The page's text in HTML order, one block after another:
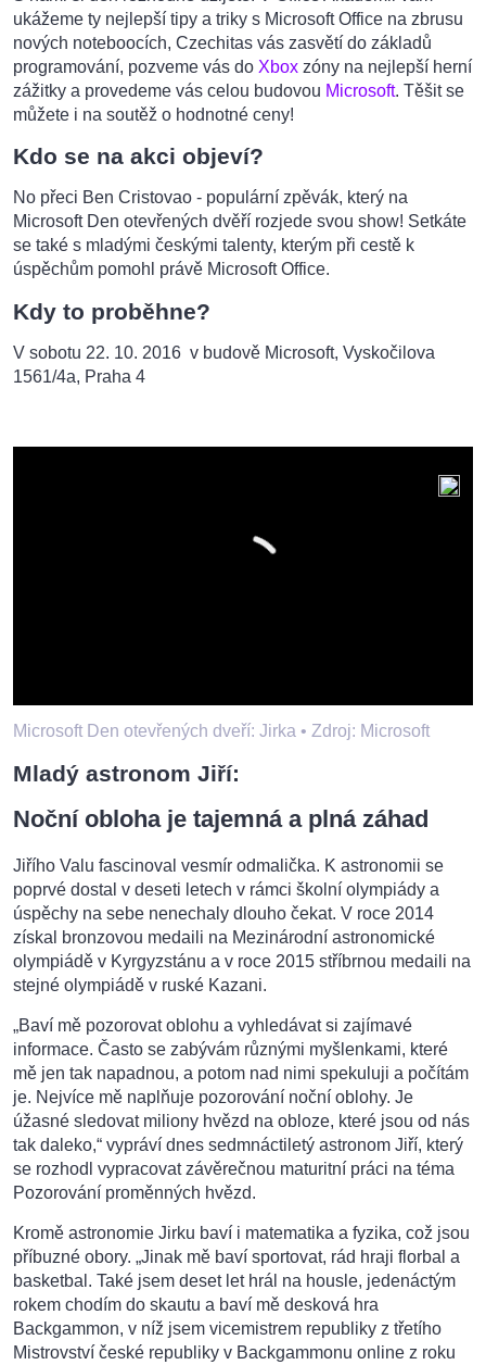
ukážeme ty nejlepší tipy a triky s Microsoft Office na zbrusu
nových noteboocích, Czechitas vás zasvětí do základů
programování, pozveme vás do Xbox zóny na nejlepší herní
zážitky a provedeme vás celou budovou Microsoft. Těšit se
můžete i na soutěž o hodnotné ceny!
Kdo se na akci objeví?
No přeci Ben Cristovao - populární zpěvák, který na
Microsoft Den otevřených dvěří rozjede svou show! Setkáte
se také s mladými českými talenty, kterým při cestě k
úspěchům pomohl právě Microsoft Office.
Kdy to proběhne?
V sobotu 22. 10. 2016 v budově Microsoft, Vyskočilova
1561/4a, Praha 4
Microsoft Den otevřených dveří: Jirka • Zdroj: Microsoft
Mladý astronom Jiří:
Noční obloha je tajemná a plná záhad
Jiřího Valu fascinoval vesmír odmalička. K astronomii se
poprvé dostal v deseti letech v rámci školní olympiády a
úspěchy na sebe nenechaly dlouho čekat. V roce 2014
získal bronzovou medaili na Mezinárodní astronomické
olympiádě v Kyrgyzstánu a v roce 2015 stříbrnou medaili na
stejné olympiádě v ruské Kazani.
„Baví mě pozorovat oblohu a vyhledávat si zajímavé
informace. Často se zabývám různými myšlenkami, které
mě jen tak napadnou, a potom nad nimi spekuluji a počítám
je. Nejvíce mě naplňuje pozorování noční oblohy. Je
úžasné sledovat miliony hvězd na obloze, které jsou od nás
tak daleko,“ vypráví dnes sedmnáctiletý astronom Jiří, který
se rozhodl vypracovat závěrečnou maturitní práci na téma
Pozorování proměnných hvězd.
Kromě astronomie Jirku baví i matematika a fyzika, což jsou
příbuzné obory. „Jinak mě baví sportovat, rád hraji florbal a
basketbal. Také jsem deset let hrál na housle, jedenáctým
rokem chodím do skautu a baví mě desková hra
Backgammon, v níž jsem vicemistrem republiky z třetího
Mistrovství české republiky v Backgammonu online z roku